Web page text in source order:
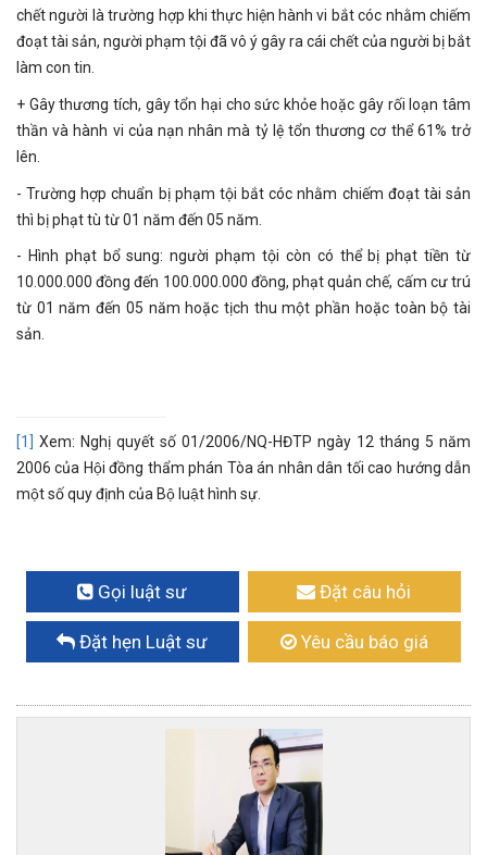
chết người là trường hợp khi thực hiện hành vi bắt cóc nhằm chiếm
đoạt tài sản, người phạm tội đã vô ý gây ra cái chết của người bị bắt
làm con tin.
+ Gây thương tích, gây tổn hại cho sức khỏe hoặc gây rối loạn tâm
thần và hành vi của nạn nhân mà tỷ lệ tổn thương cơ thể 61% trở
lên.
- Trường hợp chuẩn bị phạm tội bắt cóc nhằm chiếm đoạt tài sản
thì bị phạt tù từ 01 năm đến 05 năm.
- Hình phạt bổ sung: người phạm tội còn có thể bị phạt tiền từ
10.000.000 đồng đến 100.000.000 đồng, phạt quản chế, cấm cư trú
từ 01 năm đến 05 năm hoặc tịch thu một phần hoặc toàn bộ tài
sản.
[1]
Xem: Nghị quyết số 01/2006/NQ-HĐTP ngày 12 tháng 5 năm
2006 của Hội đồng thẩm phán Tòa án nhân dân tối cao hướng dẫn
một số quy định của Bộ luật hình sự.
Gọi luật sư Đặt câu hỏi
Đặt hẹn Luật sư Yêu cầu báo giá